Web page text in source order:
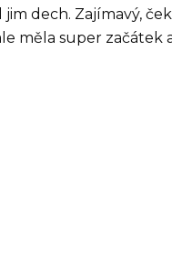
dech. Zajímavý,
měla super začátek